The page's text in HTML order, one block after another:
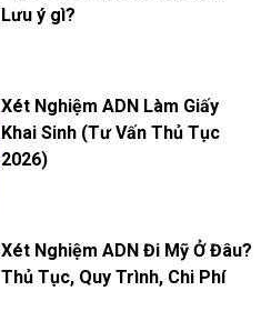
Lưu ý gì?
Xét Nghiệm ADN Làm Giấy
Khai Sinh (Tư Vấn Thủ Tục
2026)
Xét Nghiệm ADN Đi Mỹ Ở Đâu?
Thủ Tục, Quy Trình, Chi Phí